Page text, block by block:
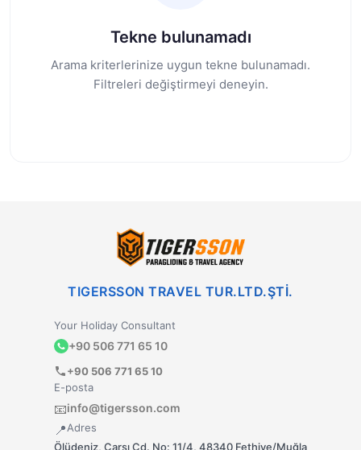
Tekne bulunamadı
Arama kriterlerinize uygun tekne bulunamadı.
Filtreleri değiştirmeyi deneyin.
TIGERSSON TRAVEL TUR.LTD.ŞTİ.
Your Holiday Consultant
+90 506 771 65 10
+90 506 771 65 10
E-posta
📧info@tigersson.com
📍Adres
Ölüdeniz, Çarşı Cd. No: 11/4, 48340 Fethiye/Muğla